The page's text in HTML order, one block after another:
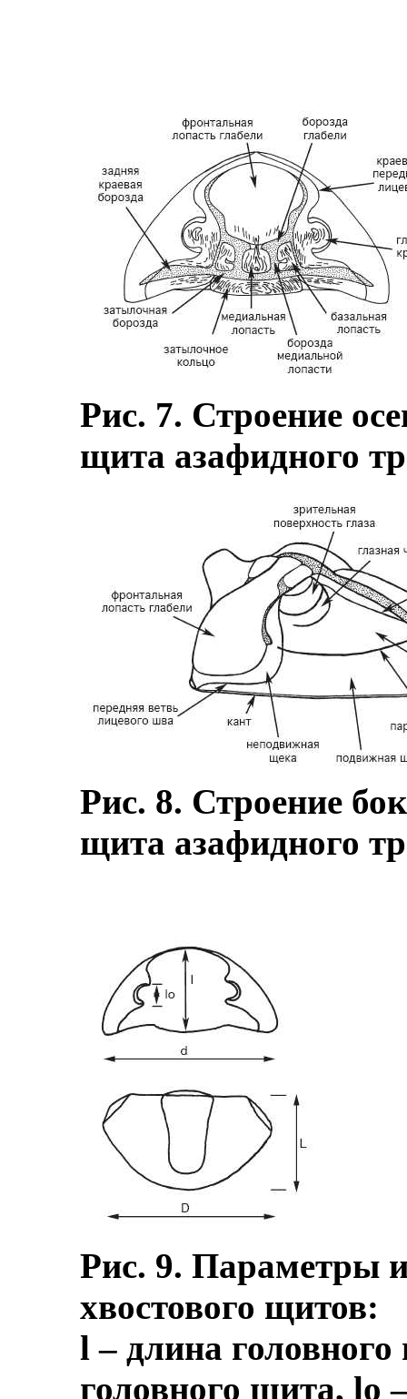
Рис. 7. Строение
щита азафидного
Рис. 8. Строение
щита азафидного
Рис. 9. Параметры
хвостового щитов:
l – длина
головного щита, lo